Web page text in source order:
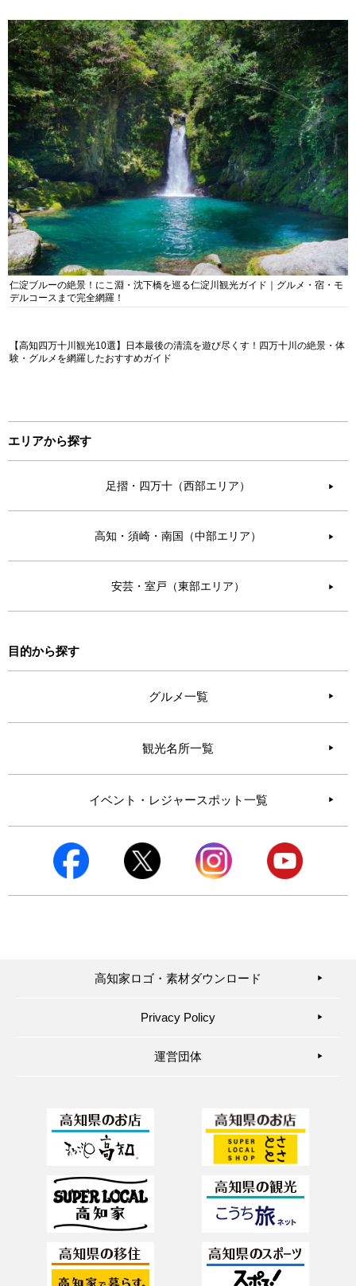
仁淀ブルーの絶景！にこ淵・沈下橋を巡る仁淀川観光ガイド｜グルメ・宿・モ
デルコースまで完全網羅！
【高知四万十川観光10選】日本最後の清流を遊び尽くす！四万十川の絶景・体
験・グルメを網羅したおすすめガイド
エリアから探す
足摺・四万十（西部エリア） ▶︎
高知・須崎・南国（中部エリア） ▶︎
安芸・室戸（東部エリア） ▶︎
目的から探す
グルメ一覧
観光名所一覧
イベント・レジャースポット一覧
高知家ロゴ・素材ダウンロード ▶︎
Privacy Policy ▶︎
運営団体 ▶︎